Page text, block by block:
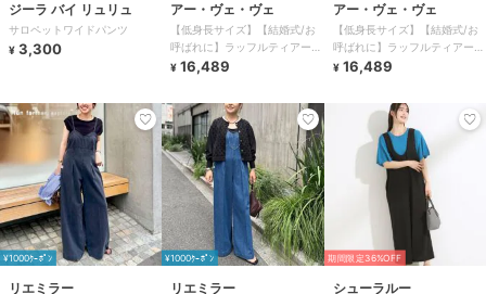
ジーラ バイ リュリュ
サロペットワイドパンツ
¥ 3,300
アー・ヴェ・ヴェ
【低身長サイズ】【結婚式/お
呼ばれに】ラッフルティアード
オールインワンドレス
¥ 16,489
アー・ヴェ・ヴェ
【低身長サイズ】【結婚式/お
呼ばれに】ラッフルティアード
オールインワンドレス
¥ 16,489
¥1000ｸｰﾎﾟﾝ
リエミラー
¥1000ｸｰﾎﾟﾝ
リエミラー
期間限定36%OFF
シューラルー